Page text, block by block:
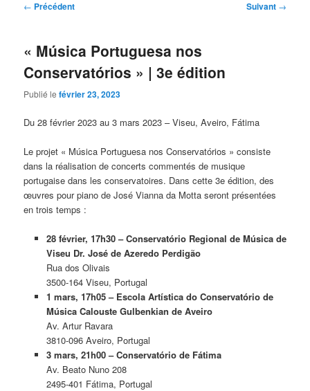
Navigation
← Précédent Suivant →
« Música Portuguesa nos
Conservatórios » | 3e édition
Publié lefévrier 23, 2023
Du 28 février 2023 au 3 mars 2023 – Viseu, Aveiro, Fátima
Le projet « Música Portuguesa nos Conservatórios » consiste
dans la réalisation de concerts commentés de musique
portugaise dans les conservatoires. Dans cette 3e édition, des
œuvres pour piano de José Vianna da Motta seront présentées
en trois temps :
28 février, 17h30 – Conservatório Regional de Música de
Viseu Dr. José de Azeredo Perdigão
Rua dos Olivais
3500-164 Viseu, Portugal
1 mars, 17h05 – Escola Artística do Conservatório de
Música Calouste Gulbenkian de Aveiro
Av. Artur Ravara
3810-096 Aveiro, Portugal
3 mars, 21h00 – Conservatório de Fátima
Av. Beato Nuno 208
2495-401 Fátima, Portugal